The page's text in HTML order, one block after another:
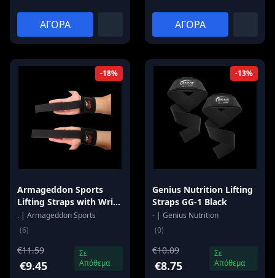
ΑΓΟΡΑ ΑΓΟΡΑ
-18%
Armageddon Sports
Lifting Straps with Wrist
Support
. | Armageddon Sports
(6)
€11.59
€9.45
Σε
Απόθεμα
-13%
Genius Nutrition Lifting
Straps GG-1 Black
- | Genius Nutrition
(0)
€10.09
€8.75
Σε
Απόθεμα